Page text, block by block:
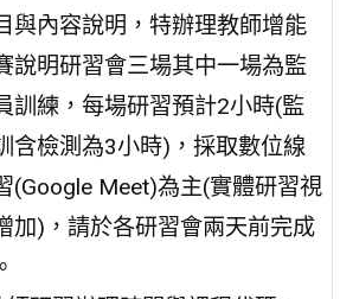
與內容說明，特辦理教師增能
說明研習會三場其中一場為監
訓練，每場研習預計2小時(監
含檢測為3小時)，採取數位線
(Google Meet)為主(實體研習視
加)，請於各研習會兩天前完成